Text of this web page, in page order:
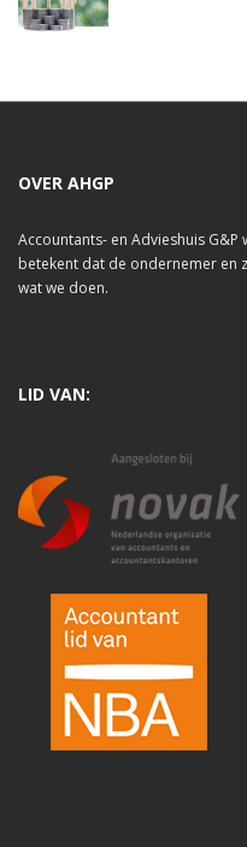
OVER AHGP
Accountants- en Advieshuis
betekent dat de ondernemer en
wat we doen.
LID VAN: